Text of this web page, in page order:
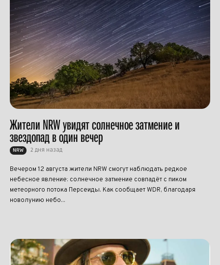
Жители NRW увидят солнечное затмение и
звездопад в один вечер
NRW 2 дня назад
Вечером 12 августа жители NRW смогут наблюдать редкое
небесное явление: солнечное затмение совпадёт с пиком
метеорного потока Персеиды. Как сообщает WDR, благодаря
новолунию небо...